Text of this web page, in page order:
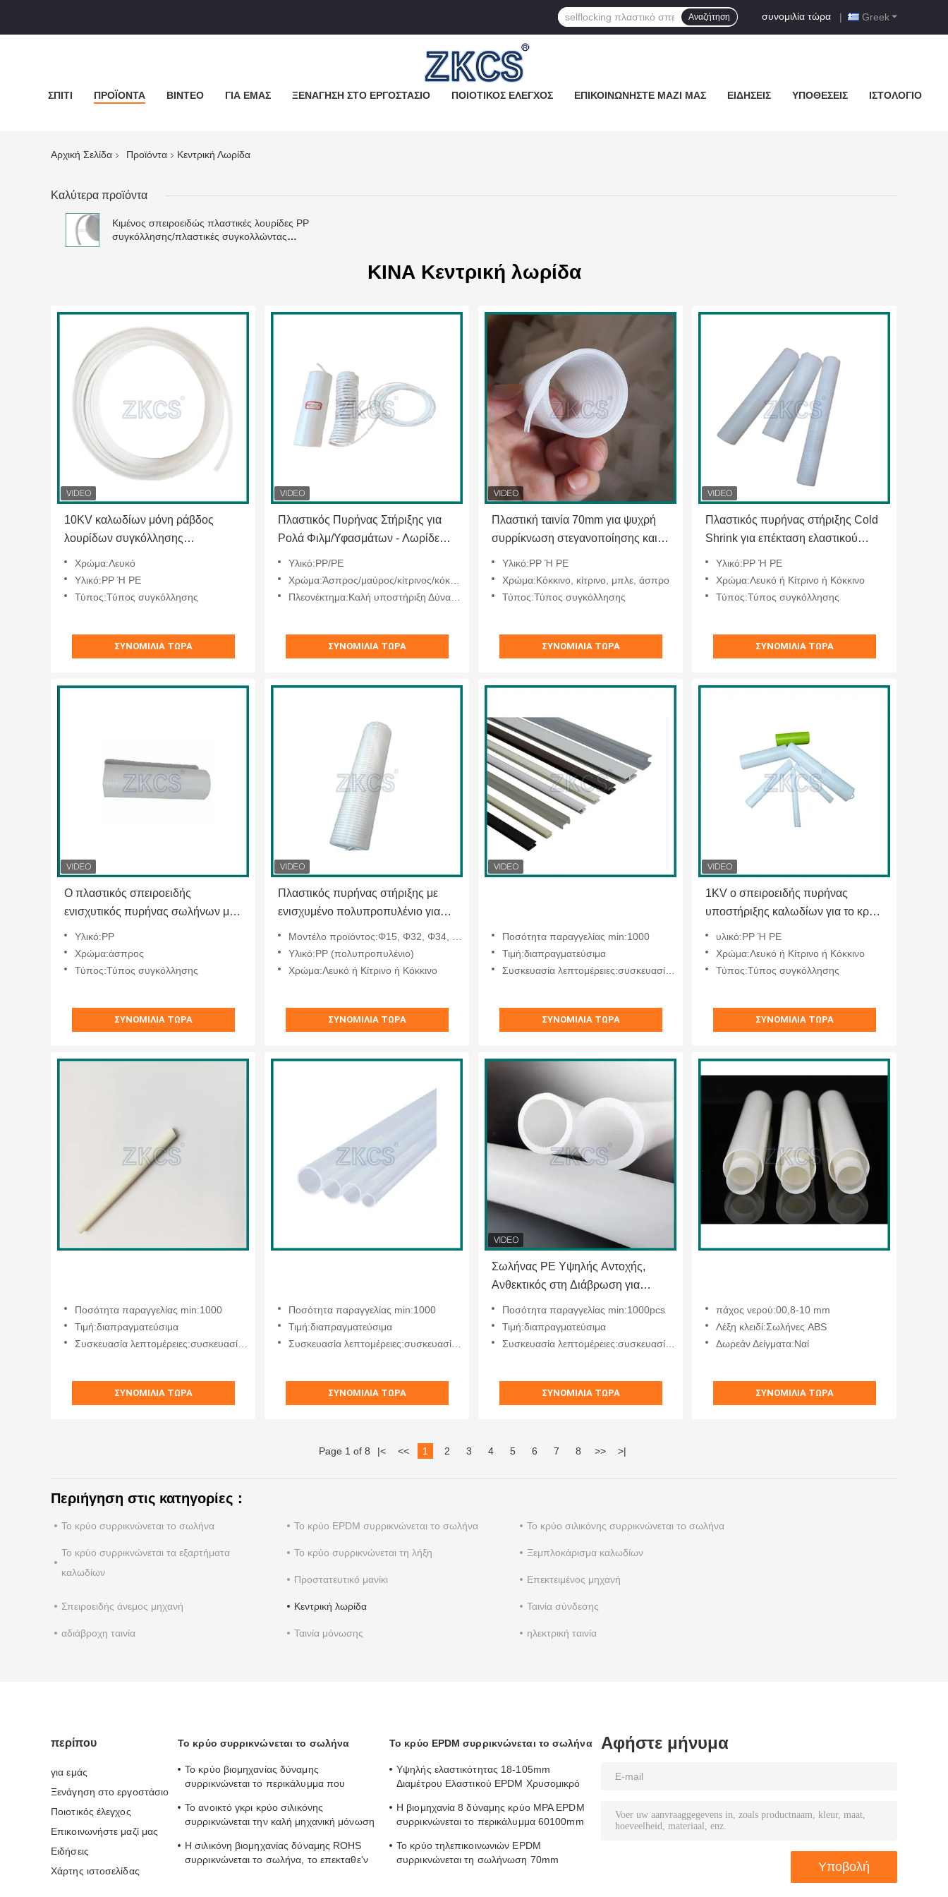
Greek
συνομιλία τώρα |
Αναζήτηση
ΣΠΊΤΙ ΠΡΟΪΌΝΤΑ ΒΊΝΤΕΟ ΓΙΑ ΕΜΆΣ ΞΕΝΆΓΗΣΗ ΣΤΟ ΕΡΓΟΣΤΆΣΙΟ ΠΟΙΟΤΙΚΌΣ ΈΛΕΓΧΟΣ ΕΠΙΚΟΙΝΩΝΉΣΤΕ ΜΑΖΊ ΜΑΣ ΕΙΔΉΣΕΙΣ ΥΠΟΘΈΣΕΙΣ ΙΣΤΟΛΌΓΙΟ
Αρχική Σελίδα Προϊόντα Κεντρική Λωρίδα
Καλύτερα προϊόντα
Κιμένος σπειροειδώς πλαστικές λουρίδες PP
συγκόλλησης/πλαστικές συγκολλώντας
ΚΙΝΑ Κεντρική λωρίδα
10KV καλωδίων μόνη ράβδος
λουρίδων συγκόλλησης
βιομηχανία τηλεπικοινωνιών
Χρώμα:Λευκό
Υλικό:PP Ή PE
Τύπος:Τύπος συγκόλλησης
ΣΥΝΟΜΙΛΊΑ ΤΏΡΑ
Πλαστικός Πυρήνας Στήριξης για
Ρολά Φιλμ/Υφασμάτων - Λωρίδες
Προσαρμοσμένου Μεγέθους
Υλικό:PP/PE
Χρώμα:Άσπρος/μαύρος/κίτρινος/κόκκινο
Πλεονέκτημα:Καλή υποστήριξη Δύναμη και σκληρότητα
ΣΥΝΟΜΙΛΊΑ ΤΏΡΑ
Πλαστική ταινία 70mm για ψυχρή
συρρίκνωση στεγανοποίησης και
τηλεπικοινωνιακές και ηλεκτρικές
βιομηχανίες
Υλικό:PP Ή PE
Χρώμα:Κόκκινο, κίτρινο, μπλε, άσπρο
Τύπος:Τύπος συγκόλλησης
ΣΥΝΟΜΙΛΊΑ ΤΏΡΑ
Πλαστικός πυρήνας στήριξης Cold
Shrink για επέκταση ελαστικού
ποδηλάτου
Υλικό:PP Ή PE
Χρώμα:Λευκό ή Κίτρινο ή Κόκκινο
Τύπος:Τύπος συγκόλλησης
ΣΥΝΟΜΙΛΊΑ ΤΏΡΑ
Ο πλαστικός σπειροειδής
ενισχυτικός πυρήνας σωλήνων με
205mm για το κρύο συρρικνώνεται
τα προϊόντα
Υλικό:PP
Χρώμα:άσπρος
Τύπος:Τύπος συγκόλλησης
ΣΥΝΟΜΙΛΊΑ ΤΏΡΑ
Πλαστικός πυρήνας στήριξης με
ενισχυμένο πολυπροπυλένιο για
τηλεπικοινωνιών
Μοντέλο προϊόντος:Φ15, Φ32, Φ34, Φ38, Φ42, Φ46, Φ52, Φ60, Φ65, Φ70, Φ75, Φ85, Φ88, Φ94, Φ104, Φ112, Φ120, Φ135, Φ150
Υλικό:PP (πολυπροπυλένιο)
Χρώμα:Λευκό ή Κίτρινο ή Κόκκινο
ΣΥΝΟΜΙΛΊΑ ΤΏΡΑ
Ποσότητα παραγγελίας min:1000
Τιμή:διαπραγματεύσιμα
Συσκευασία λεπτομέρειες:συσκευασία χαρτοφυλακίου
ΣΥΝΟΜΙΛΊΑ ΤΏΡΑ
1KV ο σπειροειδής πυρήνας
υποστήριξης καλωδίων για το κρύο
δειγμάτων μανικιών
υλικό:PP Ή PE
Χρώμα:Λευκό ή Κίτρινο ή Κόκκινο
Τύπος:Τύπος συγκόλλησης
ΣΥΝΟΜΙΛΊΑ ΤΏΡΑ
Ποσότητα παραγγελίας min:1000
Τιμή:διαπραγματεύσιμα
Συσκευασία λεπτομέρειες:συσκευασία χαρτοφυλακίου
ΣΥΝΟΜΙΛΊΑ ΤΏΡΑ
Ποσότητα παραγγελίας min:1000
Τιμή:διαπραγματεύσιμα
Συσκευασία λεπτομέρειες:συσκευασία χαρτοφυλακίου
ΣΥΝΟΜΙΛΊΑ ΤΏΡΑ
Σωλήνας PE Υψηλής Αντοχής,
Ανθεκτικός στη Διάβρωση για
Βιομηχανίας
Ποσότητα παραγγελίας min:1000pcs
Τιμή:διαπραγματεύσιμα
Συσκευασία λεπτομέρειες:συσκευασία χαρτοφυλακίου
ΣΥΝΟΜΙΛΊΑ ΤΏΡΑ
πάχος νερού:00,8-10 mm
Λέξη κλειδί:Σωλήνες ABS
Δωρεάν Δείγματα:Ναί
ΣΥΝΟΜΙΛΊΑ ΤΏΡΑ
Page 1 of 8 |< << 1 2 3 4 5 6 7 8 >> >|
Περιήγηση στις κατηγορίες：
Το κρύο συρρικνώνεται το σωλήνα Το κρύο EPDM συρρικνώνεται το σωλήνα Το κρύο σιλικόνης συρρικνώνεται το σωλήνα
Το κρύο συρρικνώνεται τα εξαρτήματα
καλωδίων
Το κρύο συρρικνώνεται τη λήξη Ξεμπλοκάρισμα καλωδίων
Προστατευτικό μανίκι Επεκτειμένος μηχανή
Σπειροειδής άνεμος μηχανή Κεντρική λωρίδα Ταινία σύνδεσης
αδιάβροχη ταινία Ταινία μόνωσης ηλεκτρική ταινία
περίπου
για εμάς
Ξενάγηση στο εργοστάσιο
Ποιοτικός έλεγχος
Επικοινωνήστε μαζί μας
Ειδήσεις
Χάρτης ιστοσελίδας
Το κρύο συρρικνώνεται το σωλήνα
Το κρύο βιομηχανίας δύναμης
συρρικνώνεται το περικάλυμμα που
σωλήνωση
Το ανοικτό γκρι κρύο σιλικόνης
συρρικνώνεται την καλή μηχανική μόνωση
Η σιλικόνη βιομηχανίας δύναμης ROHS
συρρικνώνεται το σωλήνα, το επεκταθε'ν
Το κρύο EPDM συρρικνώνεται το σωλήνα
Υψηλής ελαστικότητας 18-105mm
Διαμέτρου Ελαστικού EPDM Χρυσομικρό
Η βιομηχανία 8 δύναμης κρύο MPA EPDM
συρρικνώνεται το περικάλυμμα 60100mm
Το κρύο τηλεπικοινωνιών EPDM
συρρικνώνεται τη σωλήνωση 70mm
Αφήστε μήνυμα